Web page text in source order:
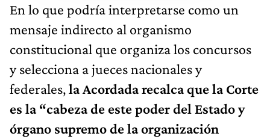
En lo que podría interpretarse como un
mensaje indirecto al organismo
constitucional que organiza los concursos
y selecciona a jueces nacionales y
federales,la Acordada recalca que la Corte
es la “cabeza de este poder del Estado y
órgano supremo de la organización